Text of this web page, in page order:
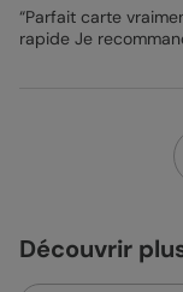
“Parfait carte
rapide Je
Découvrir